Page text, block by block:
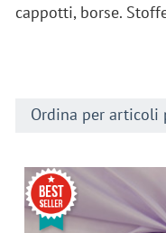
cappotti, borse.
Ordina per articoli